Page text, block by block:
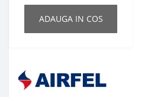
ADAUGA IN COS